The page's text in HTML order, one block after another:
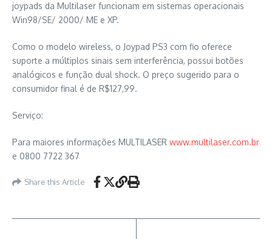
joypads da Multilaser funcionam em sistemas operacionais
Win98/SE/ 2000/ ME e XP.
Como o modelo wireless, o Joypad PS3 com fio oferece
suporte a múltiplos sinais sem interferência, possui botões
analógicos e função dual shock. O preço sugerido para o
consumidor final é de R$127,99.
Serviço:
Para maiores informações MULTILASER www.multilaser.com.br
e 0800 7722 367
Share this Article